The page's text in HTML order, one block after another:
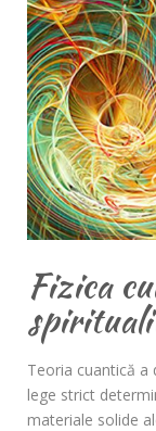
Fizica
Teoria cuantică a
lege strict
materiale solide